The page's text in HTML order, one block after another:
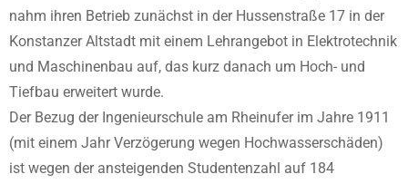
nahm ihren Betrieb zunächst in der Hussenstraße 17 in der
Konstanzer Altstadt mit einem Lehrangebot in Elektrotechnik
und Maschinenbau auf, das kurz danach um Hoch- und
Tiefbau erweitert wurde.
Der Bezug der Ingenieurschule am Rheinufer im Jahre 1911
(mit einem Jahr Verzögerung wegen Hochwasserschäden)
ist wegen der ansteigenden Studentenzahl auf 184